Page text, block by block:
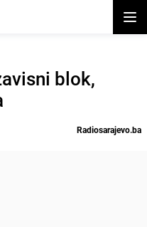
blok,
Radiosarajevo.ba